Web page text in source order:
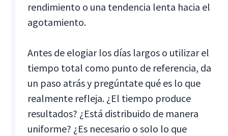
rendimiento o una tendencia lenta hacia el
agotamiento.
Antes de elogiar los días largos o utilizar el
tiempo total como punto de referencia, da
un paso atrás y pregúntate qué es lo que
realmente refleja. ¿El tiempo produce
resultados? ¿Está distribuido de manera
uniforme? ¿Es necesario o solo lo que